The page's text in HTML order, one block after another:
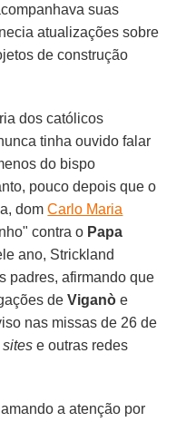
suas
atualizações sobre
de construção
dos católicos
tinha ouvido falar
do bispo
pouco depois que o
domCarlo Maria
contra o Papa
ano, Strickland
padres, afirmando que
deViganò e
nas missas de 26 de
sites e outras redes
a atenção por